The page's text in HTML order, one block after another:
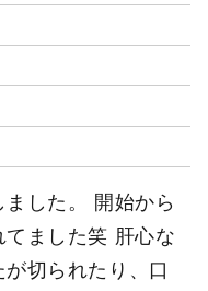
した。 開始から
ました笑 肝心な
切られたり、口